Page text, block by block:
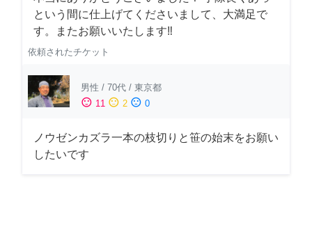
という間に仕上げてくださいまして、大満足で
す。またお願いいたします‼️
依頼されたチケット
男性 / 70代 / 東京都
sentiment_satisfied 11 sentiment_neutral 2 sentiment_dissatisfied 0
ノウゼンカズラ一本の枝切りと笹の始末をお願い
したいです